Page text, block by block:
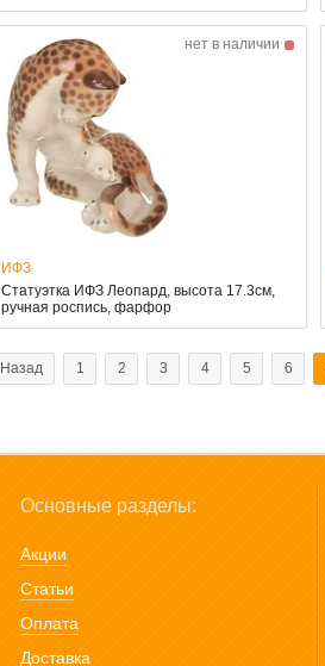
нет в наличии
ИФЗ
Статуэтка ИФЗ Леопард, высота 17.3см,
ручная роспись, фарфор
Назад 1 2 3 4 5 6
Основные разделы:
Акции
Статьи
Оплата
Доставка